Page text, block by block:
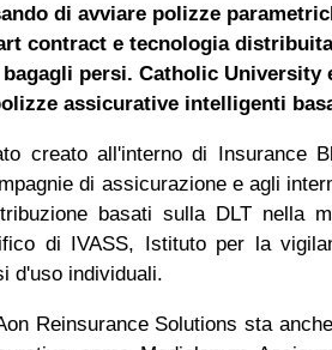
di avviare polizze
contract e tecnologia
persi. Catholic University
assicurative intelligenti
creato all'interno di Insurance
di assicurazione e agli
basati sulla DLT nella
di IVASS, Istituto per la
d'uso individuali.
Reinsurance Solutions sta